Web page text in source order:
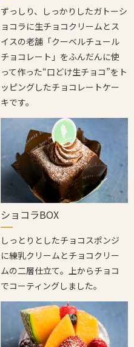
ずっしり、しっかりしたガトーシ
ョコラに生チョコクリームとス
イスの老舗「クーベルチュール
チョコレート」をふんだんに使
って作った“口どけ生チョコ”をト
ッピングしたチョコレートケー
キです。
ショコラBOX
しっとりとしたチョコスポンジ
に練乳クリームとチョコクリー
ムの二層仕立て。上からチョコ
でコーティングしました。